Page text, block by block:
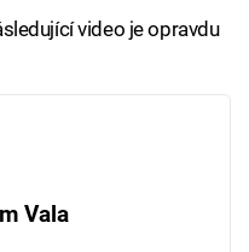
video je opravdu
Vala